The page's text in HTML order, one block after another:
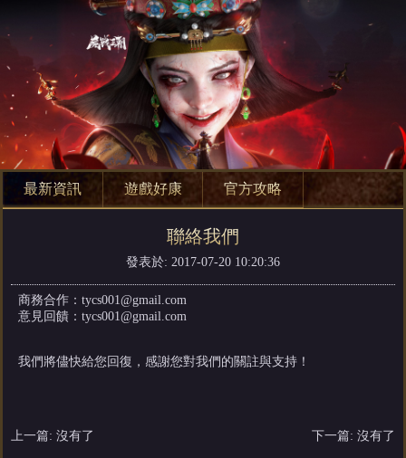
最新資訊 遊戲好康 官方攻略
聯絡我們
發表於: 2017-07-20 10:20:36
商務合作：tycs001@gmail.com
意見回饋：tycs001@gmail.com
我們將儘快給您回復，感謝您對我們的關註與支持！
上一篇: 沒有了 下一篇: 沒有了